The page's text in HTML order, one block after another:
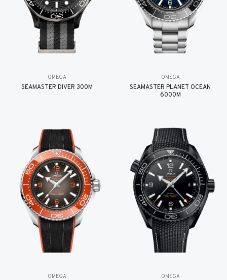
OMEGA
SEAMASTER DIVER 300M
OMEGA
SEAMASTER PLANET OCEAN
6000M
OMEGA OMEGA